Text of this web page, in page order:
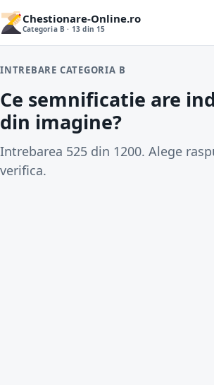
Chestionare-Online.ro
Categoria B · 13 din 15
INTREBARE CATEGORIA B
Ce semnificatie are
din imagine?
Intrebarea 525 din 1200. Alege
verifica.